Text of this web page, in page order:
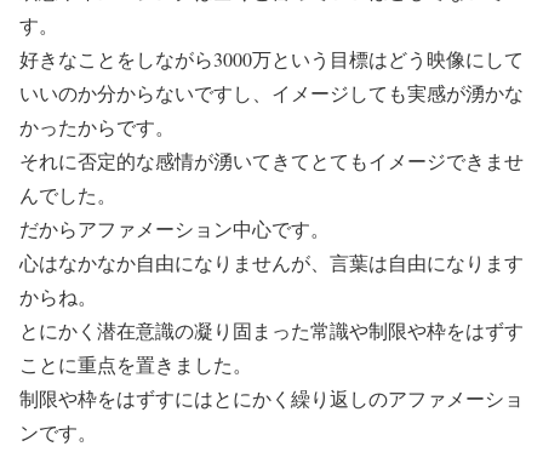
す。
好きなことをしながら3000万という目標はどう映像にして
いいのか分からないですし、イメージしても実感が湧かな
かったからです。
それに否定的な感情が湧いてきてとてもイメージできませ
んでした。
だからアファメーション中心です。
心はなかなか自由になりませんが、言葉は自由になります
からね。
とにかく潜在意識の凝り固まった常識や制限や枠をはずす
ことに重点を置きました。
制限や枠をはずすにはとにかく繰り返しのアファメーショ
ンです。